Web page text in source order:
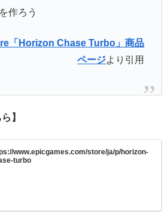
作ろう
「Horizon Chase Turbo」商品
ページより引用
】
www.epicgames.com/store/ja/p/horizon-
turbo